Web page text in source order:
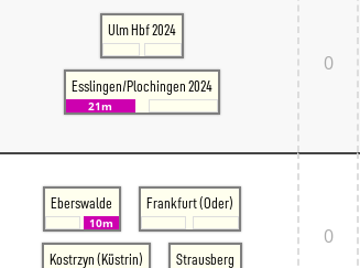
Ulm Hbf 2024
Esslingen/Plochingen 2024
21m
0
Eberswalde
10m
Frankfurt (Oder)
Kostrzyn (Küstrin) Strausberg
0